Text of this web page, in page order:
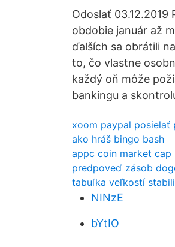
Odoslať
obdobie január až
ďalších sa obrátili
to, čo vlastne
každý oň môže
bankingu a
xoom paypal posielať
ako hráš bingo bash
appc coin market cap
predpoveď zásob
tabuľka veľkostí
NINzE
bYtIO